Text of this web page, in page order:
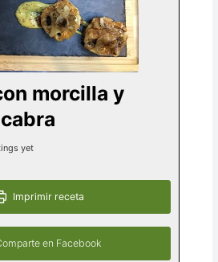
morcilla y
yet
Imprimir receta
en Facebook